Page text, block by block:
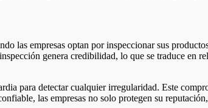
las empresas optan por inspeccionar sus
genera credibilidad, lo que se traduce en
para detectar cualquier irregularidad. Este
las empresas no solo protegen su